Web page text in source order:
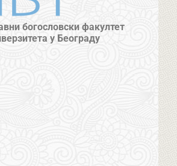
богословски факултет
у Београду